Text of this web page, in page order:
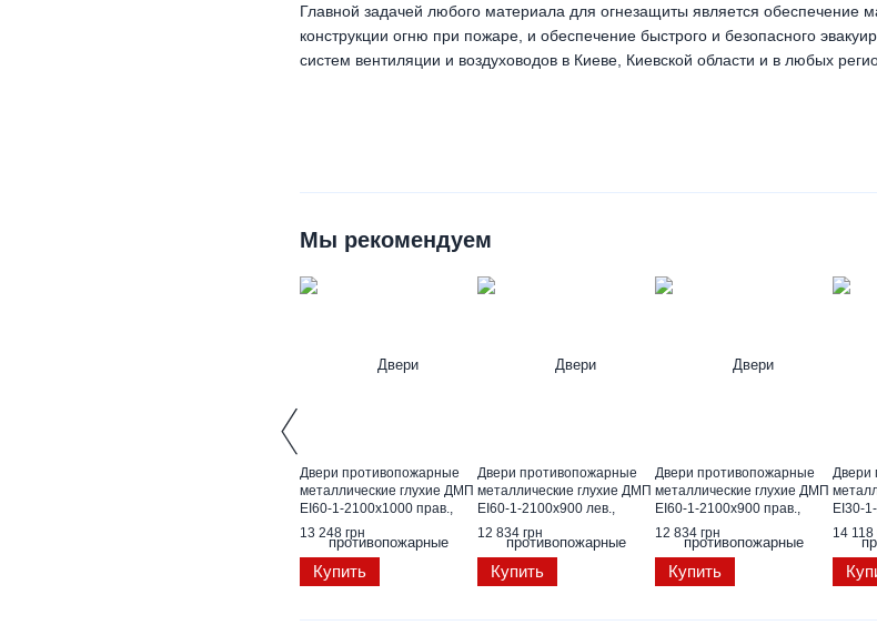
Главной задачей любого материала для огнезащиты является
конструкции огню при пожаре, и обеспечение быстрого и безопасного
систем вентиляции и воздуховодов в Киеве, Киевской области и в любых
Мы рекомендуем
Двери противопожарные
металлические глухие ДМП
ЕІ60-1-2100х1000 прав.,
(самодоводящая петля)
13 248 грн
Купить
Двери противопожарные
металлические глухие ДМП
ЕІ60-1-2100х900 лев.,
(самодоводящая петля)
12 834 грн
Купить
Двери противопожарные
металлические глухие ДМП
ЕІ60-1-2100х900 прав.,
(самодоводящая петля)
12 834 грн
Купить
Двери
ЕІ30-
14 118